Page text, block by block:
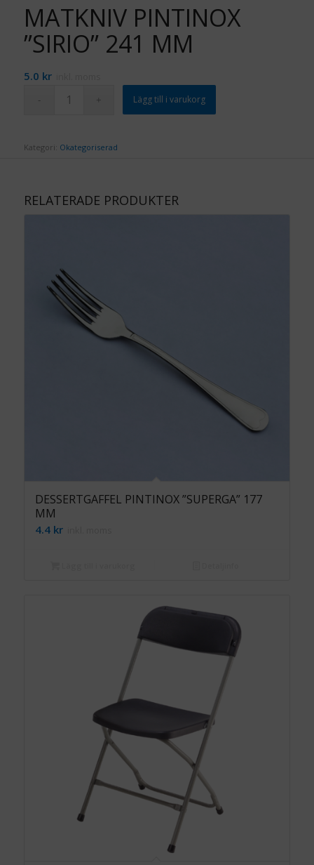
MATKNIV PINTINOX
”SIRIO” 241 MM
5.0 krinkl. moms
Lägg till i varukorg
Kategori: Okategoriserad
RELATERADE PRODUKTER
DESSERTGAFFEL PINTINOX ”SUPERGA” 177
MM
4.4 krinkl. moms